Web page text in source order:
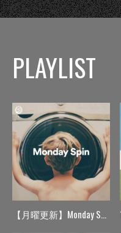
PLAYLIST
【月曜更新】Monday Spin